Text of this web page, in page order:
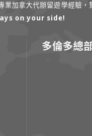
加拿大代辦留遊學經驗，
on your side!
多倫多總